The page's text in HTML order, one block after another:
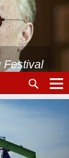
Festival